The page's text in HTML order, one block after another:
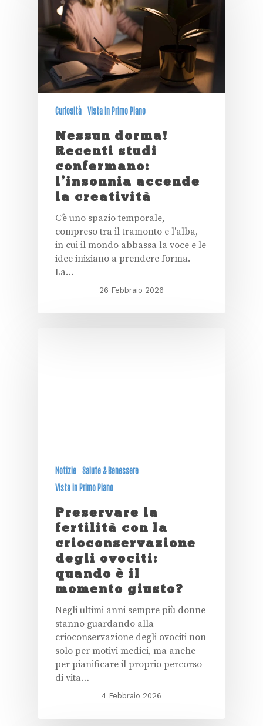
Curiosità Vista in Primo Piano
Nessun dorma!
Recenti studi
confermano:
l’insonnia accende
la creatività
C’è uno spazio temporale,
compreso tra il tramonto e l'alba,
in cui il mondo abbassa la voce e le
idee iniziano a prendere forma.
La…
26 Febbraio 2026
Notizie Salute & Benessere
Vista in Primo Piano
Preservare la
fertilità con la
crioconservazione
degli ovociti:
quando è il
momento giusto?
Negli ultimi anni sempre più donne
stanno guardando alla
crioconservazione degli ovociti non
solo per motivi medici, ma anche
per pianificare il proprio percorso
di vita…
4 Febbraio 2026